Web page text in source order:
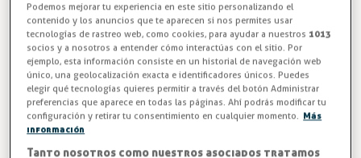
Mesa Fría SNACK
Mesa Gastronorm para mantenimiento de congelados con
Podemos mejorar tu experiencia en este sitio personalizando el
contenido y los anuncios que te aparecen si nos permites usar
tecnologías de rastreo web, como cookies, para ayudar a nuestros 1013
socios y a nosotros a entender cómo interactúas con el sitio. Por
ejemplo, esta información consiste en un historial de navegación web
único, una geolocalización exacta e identificadores únicos. Puedes
elegir qué tecnologías quieres permitir a través del botón Administrar
preferencias que aparece en todas las páginas. Ahí podrás modificar tu
configuración y retirar tu consentimiento en cualquier momento. Más
información
Tanto nosotros como nuestros asociados tratamos